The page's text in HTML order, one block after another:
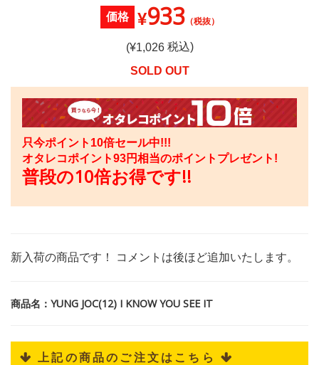
価格 ¥933（税抜）
(¥1,026税込)
SOLD OUT
只今ポイント10倍セール中!!!
オタレコポイント93円相当のポイントプレゼント!
普段の10倍お得です!!
新入荷の商品です！ コメントは後ほど追加いたします。
商品名：YUNG JOC(12) I KNOW YOU SEE IT
 上記の商品のご注文はこちら 